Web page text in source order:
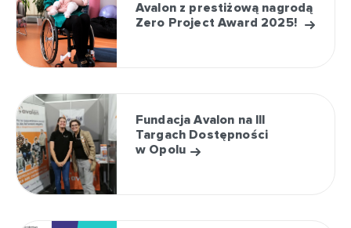
Avalon z prestiżową nagrodą
Zero Project Award 2025!
Fundacja Avalon na III
Targach Dostępności
w Opolu